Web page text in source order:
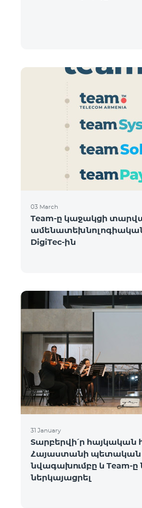
03 March
Team-ը կաջակցի
DigiTec-ին
31 January
Տարբերվի՛ր
Հայաստանի պետական
նվագախումբը և Team-
ներկայացրել